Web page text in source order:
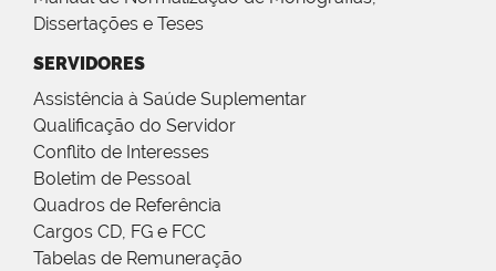
Dissertações e Teses
SERVIDORES
Assistência à Saúde Suplementar
Qualificação do Servidor
Conflito de Interesses
Boletim de Pessoal
Quadros de Referência
Cargos CD, FG e FCC
Tabelas de Remuneração